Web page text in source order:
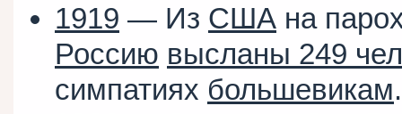
1919 — Из США на
Россию высланы 249
симпатиях большевикам.